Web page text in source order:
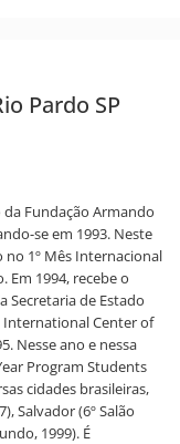
Pardo SP
Fundação Armando
se em 1993. Neste
no 1º Mês Internacional
Em 1994, recebe o
Secretaria de Estado
International Center of
Nesse ano e nessa
Program Students
cidades brasileiras,
Salvador (6º Salão
1999). É